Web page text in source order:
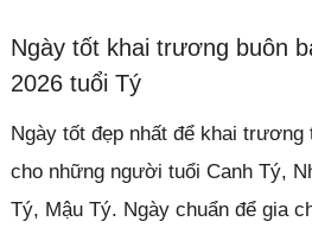
Ngày tốt khai trương buôn
2026 tuổi Tý
Ngày tốt đẹp nhất để khai trương
cho những người tuổi Canh Tý,
Tý, Mậu Tý. Ngày chuẩn để gia